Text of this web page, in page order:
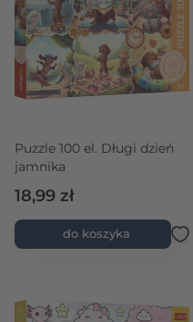
Puzzle 100 el. Długi dzień
jamnika
18,99 zł
do koszyka